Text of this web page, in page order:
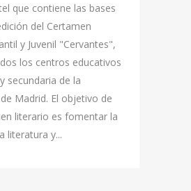
que contiene las bases
del Certamen
y Juvenil "Cervantes",
los centros educativos
secundaria de la
Madrid. El objetivo de
literario es fomentar la
literatura y...